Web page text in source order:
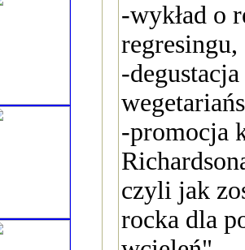
-wykład o
regresingu,
-
-promocja
czyli jak
rocka dla